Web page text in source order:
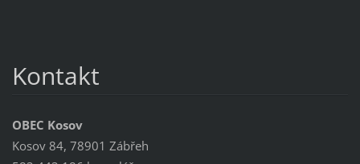
Kontakt
OBEC Kosov
Kosov 84, 78901 Zábřeh